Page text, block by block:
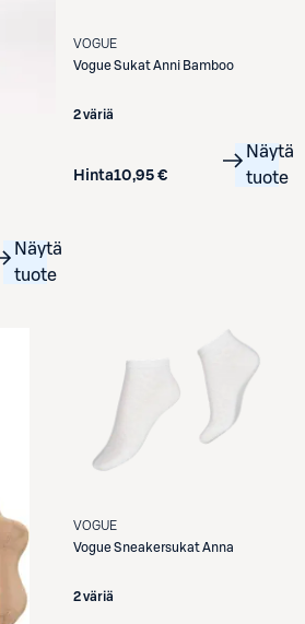
Näytä
tuote
VOGUE
VogueSukat Anni Bamboo
2 väriä
Hinta10,95 €
Näytä
tuote
VOGUE
VogueSneakersukat Anna
2 väriä